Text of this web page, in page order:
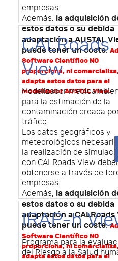
empresas.
Además, la adquisición
estos datos o su debida
adaptación a AUSTAL
puede tener un coste.
Software Científico NO
proporciona, ni
adapta estos datos para el
modelizador AUSTAL View.
CALRoads
View
Modelizador
para la estimación de la
contaminación creada
tráfico.
Los datos geográficos y
meteorológicos
la realización de
con CALRoads View
obtenerse a través de
empresas.
Además, la adquisición
estos datos o su debida
adaptación a CALRoads
puede tener un coste.
Software Científico NO
proporciona, ni
adapta estos datos para el
IRAP-h
Programa para la
del Riesgo a la Salud